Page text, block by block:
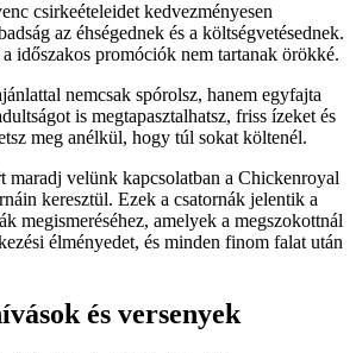
csirkeételeidet kedvezményesen
az éhségednek és a költségvetésednek.
időszakos promóciók nem tartanak örökké.
nemcsak spórolsz, hanem egyfajta
is megtapasztalhatsz, friss ízeket és
meg anélkül, hogy túl sokat költenél.
maradj velünk kapcsolatban a Chickenroyal
keresztül. Ezek a csatornák jelentik a
megismeréséhez, amelyek a megszokottnál
élményedet, és minden finom falat után
és versenyek